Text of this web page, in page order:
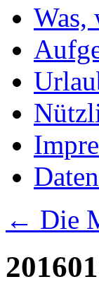
← Die